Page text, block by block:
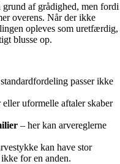
af grådighed, men fordi
overens. Når der ikke
opleves som uretfærdig,
blusse op.
passer ikke
uformelle aftaler skaber
– her kan arvereglerne
kan have stor
for en anden.